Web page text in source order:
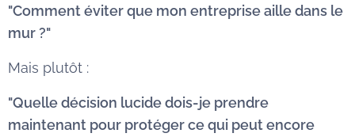
"Comment éviter que mon entreprise aille dans le
mur ?"
Mais plutôt :
"Quelle décision lucide dois-je prendre
maintenant pour protéger ce qui peut encore